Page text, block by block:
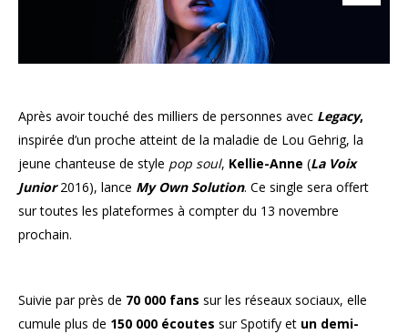
Après avoir touché des milliers de personnes avec Legacy,
inspirée d’un proche atteint de la maladie de Lou Gehrig, la
jeune chanteuse de style pop soul, Kellie-Anne (La Voix
Junior2016), lance My Own Solution. Ce single sera offert
sur toutes les plateformes à compter du 13 novembre
prochain.
Suivie par près de 70 000 fans sur les réseaux sociaux, elle
cumule plus de 150 000 écoutes sur Spotify et un demi-